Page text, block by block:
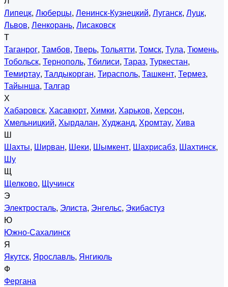
Липецк, Люберцы, Ленинск-Кузнецкий, Луганск, Луцк,
Львов, Ленкорань, Лисаковск
Т
Таганрог, Тамбов, Тверь, Тольятти, Томск, Тула, Тюмень,
Тобольск, Тернополь, Тбилиси, Тараз, Туркестан,
Темиртау, Талдыкорган, Тирасполь, Ташкент, Термез,
Тайынша, Талгар
Х
Хабаровск, Хасавюрт, Химки, Харьков, Херсон,
Хмельницкий, Хырдалан, Худжанд, Хромтау, Хива
Ш
Шахты, Ширван, Шеки, Шымкент, Шахрисабз, Шахтинск,
Шу
Щ
Щелково, Щучинск
Э
Электросталь, Элиста, Энгельс, Экибастуз
Ю
Южно-Сахалинск
Я
Якутск, Ярославль, Янгиюль
Ф
Фергана